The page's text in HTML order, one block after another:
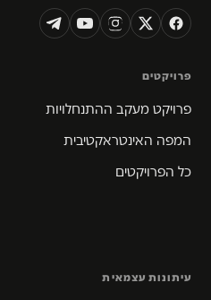
פרויקטים
פרויקט מעקב ההתנחלויות
המפה האינטראקטיבית
כל הפרויקטים
עיתונות עצמאית